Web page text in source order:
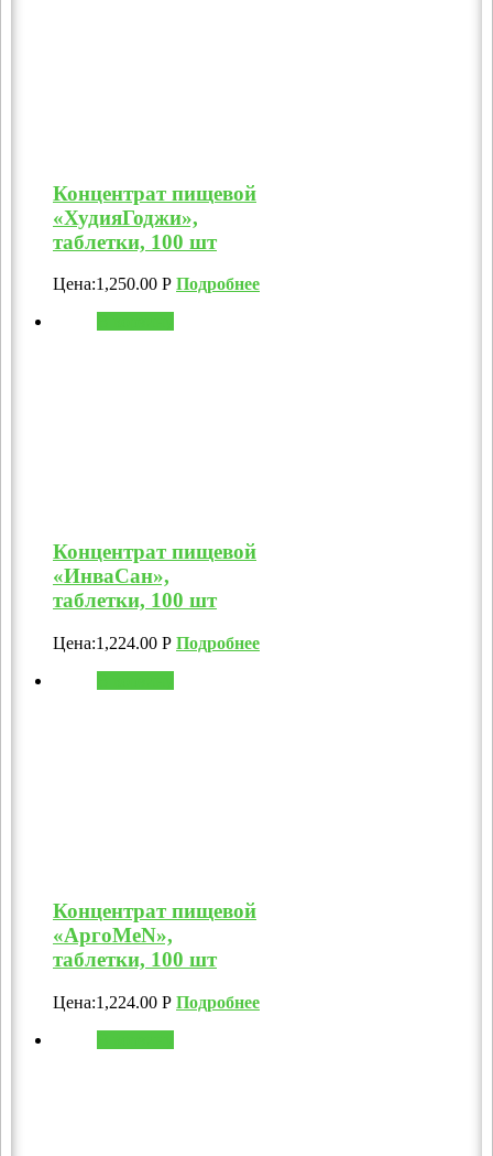
Концентрат пищевой
«ХудияГоджи»,
таблетки, 100 шт
Цена:1,250.00 Р Подробнее
Концентрат пищевой
«ИнваСан»,
таблетки, 100 шт
Цена:1,224.00 Р Подробнее
Концентрат пищевой
«АргоMeN»,
таблетки, 100 шт
Цена:1,224.00 Р Подробнее